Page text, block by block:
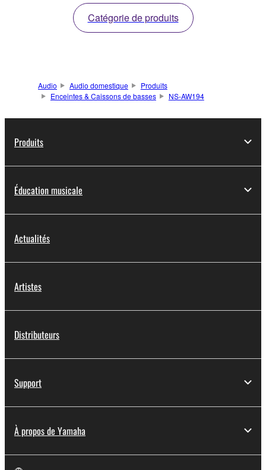
Catégorie de produits
Audio Audio domestique
Produits
Enceintes & Caissons de basses
NS-AW194
Produits
Éducation musicale
Actualités
Artistes
Distributeurs
Support
À propos de Yamaha